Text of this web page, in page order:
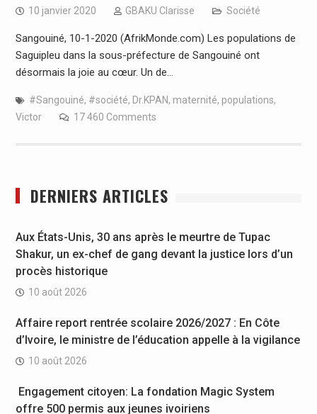
10 janvier 2020 GBAKU Clarisse Société
Sangouiné, 10-1-2020 (AfrikMonde.com) Les populations de
Saguipleu dans la sous-préfecture de Sangouiné ont
désormais la joie au cœur. Un de…
#Sangouiné, #société, Dr.KPAN, maternité, populations,
Victor
17 460 Comments
DERNIERS ARTICLES
Aux États-Unis, 30 ans après le meurtre de Tupac
Shakur, un ex-chef de gang devant la justice lors d’un
procès historique
10 août 2026
Affaire report rentrée scolaire 2026/2027 : En Côte
d’Ivoire, le ministre de l’éducation appelle à la vigilance
10 août 2026
Engagement citoyen: La fondation Magic System
offre 500 permis aux jeunes ivoiriens